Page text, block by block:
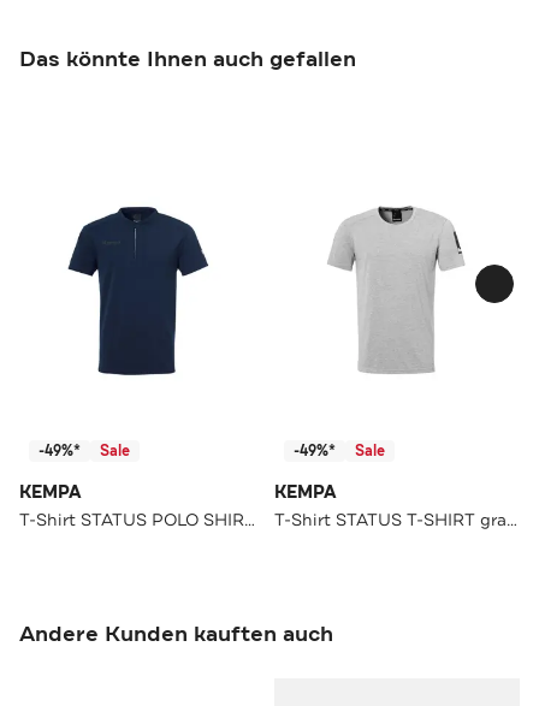
Das könnte Ihnen auch gefallen
-49%* Sale
KEMPA
T-Shirt STATUS POLO SHIRT marine
-49%* Sale
KEMPA
T-Shirt STATUS T-SHIRT grau melange
Andere Kunden kauften auch